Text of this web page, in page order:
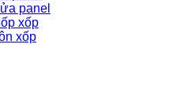
panel
xốp
xốp